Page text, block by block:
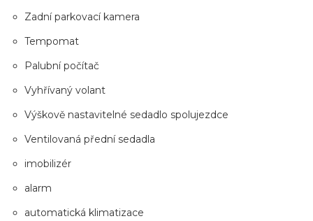
Zadní parkovací kamera
Tempomat
Palubní počítač
Vyhřívaný volant
Výškově nastavitelné sedadlo spolujezdce
Ventilovaná přední sedadla
imobilizér
alarm
automatická klimatizace